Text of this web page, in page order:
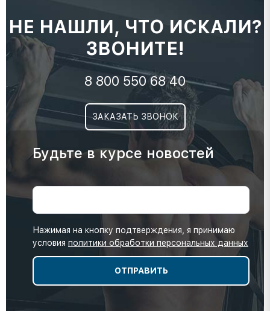
НЕ НАШЛИ, ЧТО ИСКАЛИ?
ЗВОНИТЕ!
8 800 550 68 40
ЗАКАЗАТЬ ЗВОНОК
Будьте в курсе новостей
Нажимая на кнопку подтверждения, я принимаю
условия политики обработки персональных данных